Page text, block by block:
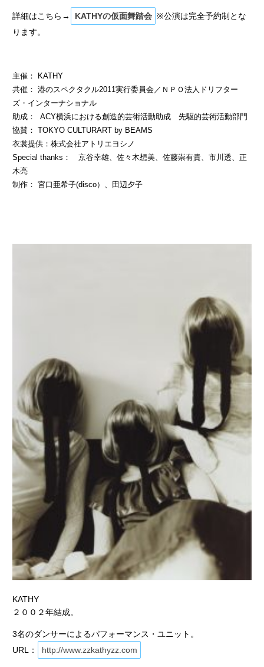
詳細はこちら→ KATHYの仮面舞踏会 ※公演は完全予約制とな
ります。
主催： KATHY
共催： 港のスペクタクル2011実行委員会／ＮＰＯ法人ドリフター
ズ・インターナショナル
助成： ACY横浜における創造的芸術活動助成 先駆的芸術活動部門
協賛： TOKYO CULTURART by BEAMS
衣裳提供：株式会社アトリエヨシノ
Special thanks： 京谷幸雄、佐々木想美、佐藤崇有貴、市川透、正
木亮
制作： 宮口亜希子(disco）、田辺夕子
KATHY
２００２年結成。
3名のダンサーによるパフォーマンス・ユニット。
URL：
http://www.zzkathyzz.com